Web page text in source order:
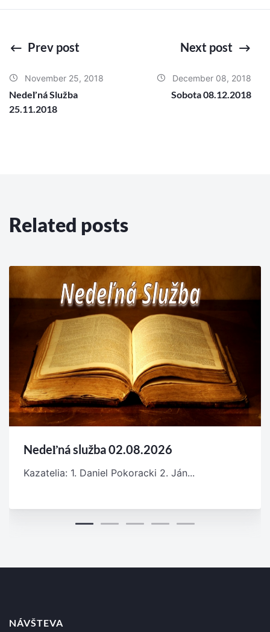
Prev post
November 25, 2018
Nedeľná Služba
25.11.2018
Next post
December 08, 2018
Sobota 08.12.2018
Related posts
Nedeľná služba 02.08.2026
Kazatelia: 1. Daniel Pokoracki 2. Ján...
NÁVŠTEVA